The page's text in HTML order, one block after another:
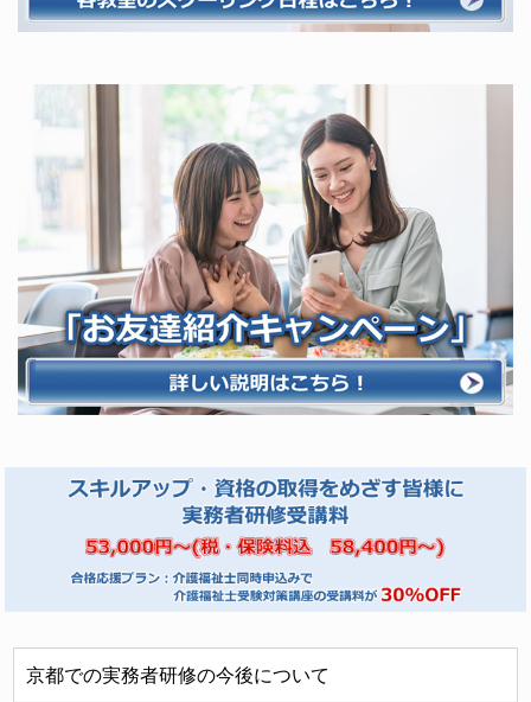
京都での実務者研修の今後について